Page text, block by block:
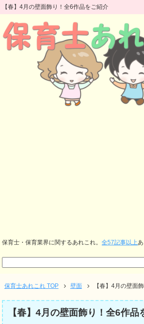
【春】4月の壁面飾り！全6作品をご紹介
保育士・保育業界に関するあれこれ。全57記事以上
保育士あれこれ TOP 壁面 【春】4月の壁面
【春】4月の壁面飾り！全6作品